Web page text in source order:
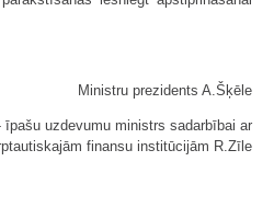
Ministru prezidents A.Šķēle
uzdevumu ministrs sadarbībai ar
finansu institūcijām R.Zīle